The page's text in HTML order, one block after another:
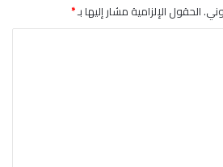
الحقول الإلزامية مشار إليها بـ*